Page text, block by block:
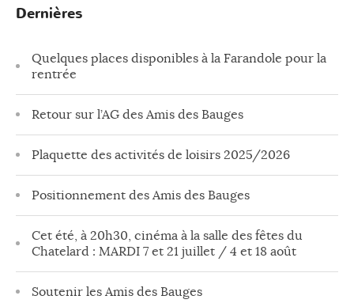
Dernières
Quelques places disponibles à la Farandole pour la
rentrée
Retour sur l’AG des Amis des Bauges
Plaquette des activités de loisirs 2025/2026
Positionnement des Amis des Bauges
Cet été, à 20h30, cinéma à la salle des fêtes du
Chatelard : MARDI 7 et 21 juillet / 4 et 18 août
Soutenir les Amis des Bauges